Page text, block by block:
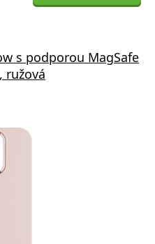
s podporou MagSafe
ružová